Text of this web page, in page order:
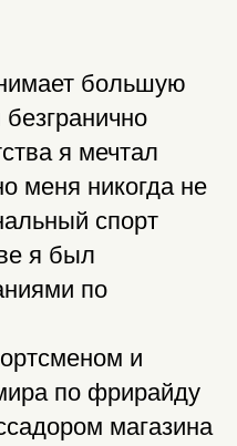
большую
я мечтал
меня никогда не
спорт
я был
по
и
по фрирайду
магазина